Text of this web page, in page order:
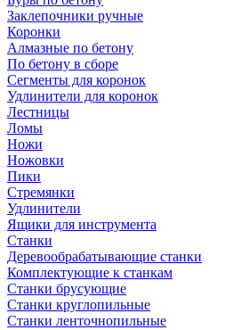
Заклепочники ручные
Коронки
Алмазные по бетону
По бетону в сборе
Сегменты для коронок
Удлинители для коронок
Лестницы
Ломы
Ножи
Ножовки
Пики
Стремянки
Удлинители
Ящики для инструмента
Станки
Деревообрабатывающие станки
Комплектующие к станкам
Станки брусующие
Станки круглопильные
Станки ленточнопильные